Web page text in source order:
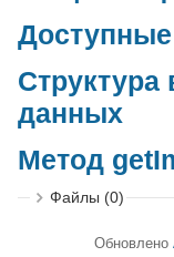
данных
Метод
Файлы (0)
Обновлено